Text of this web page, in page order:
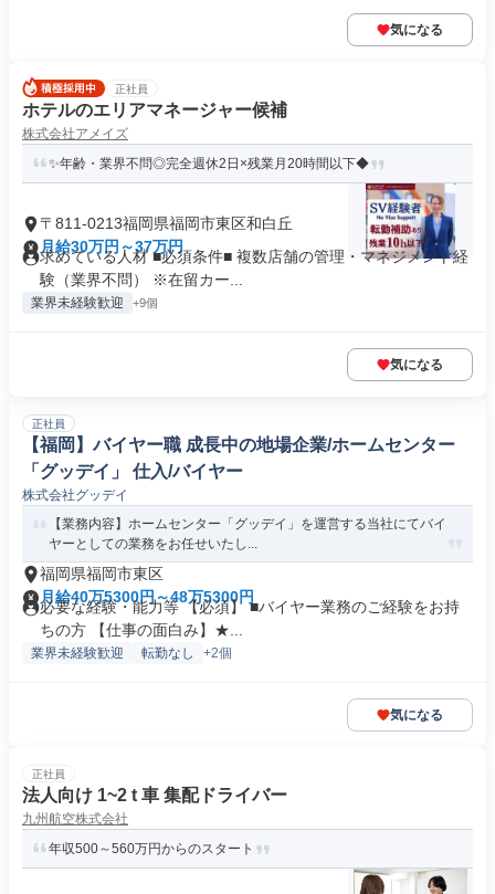
気になる
正社員
ホテルのエリアマネージャー候補
株式会社アメイズ
✨年齢・業界不問◎完全週休2日×残業月20時間以下◆
〒811-0213福岡県福岡市東区和白丘
月給30万円～37万円
求めている人材 ■必須条件■ 複数店舗の管理・マネジメント経
験（業界不問） ※在留カー...
業界未経験歓迎 +9個
気になる
正社員
【福岡】バイヤー職 成長中の地場企業/ホームセンター
「グッデイ」 仕入/バイヤー
株式会社グッデイ
【業務内容】ホームセンター「グッデイ」を運営する当社にてバイ
ヤーとしての業務をお任せいたし...
福岡県福岡市東区
月給40万5300円～48万5300円
必要な経験・能力等 【必須】 ■バイヤー業務のご経験をお持
ちの方 【仕事の面白み】★...
業界未経験歓迎 転勤なし +2個
気になる
正社員
法人向け 1~2 t 車 集配ドライバー
九州航空株式会社
年収500～560万円からのスタート